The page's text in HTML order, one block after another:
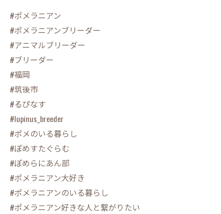
#ポメラニアン
#ポメラニアンブリーダー
#アニマルブリーダー
#ブリーダー
#福岡
#筑後市
#るぴなす
#lupinus_breeder
#ポメのいる暮らし
#ぽめすたぐらむ
#ぽめらにあん部
#ポメラニアン大好き
#ポメラニアンのいる暮らし
#ポメラニアン好きな人と繋がりたい